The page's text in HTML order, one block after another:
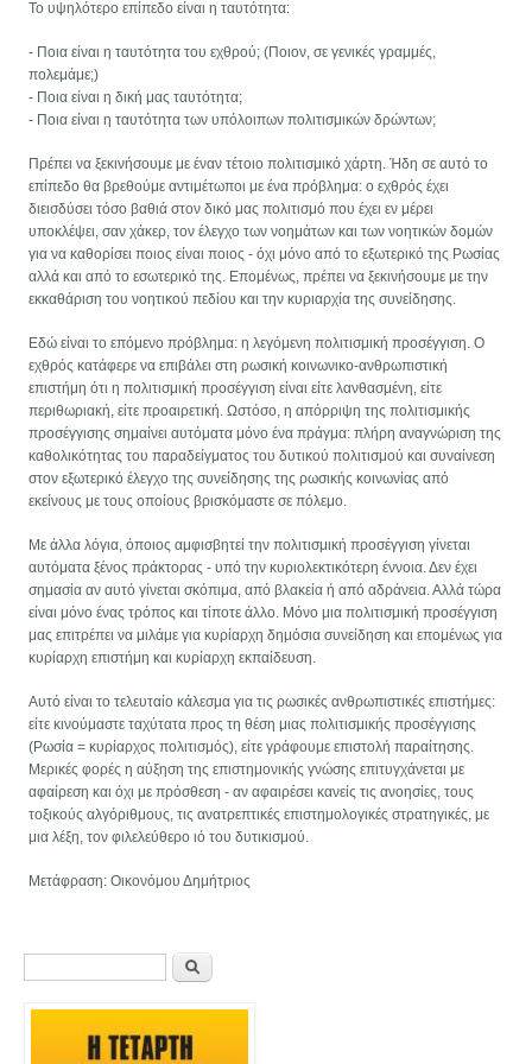
Το υψηλότερο επίπεδο είναι η ταυτότητα:
- Ποια είναι η ταυτότητα του εχθρού; (Ποιον, σε γενικές γραμμές,
πολεμάμε;)
- Ποια είναι η δική μας ταυτότητα;
- Ποια είναι η ταυτότητα των υπόλοιπων πολιτισμικών δρώντων;
Πρέπει να ξεκινήσουμε με έναν τέτοιο πολιτισμικό χάρτη. Ήδη σε αυτό το
επίπεδο θα βρεθούμε αντιμέτωποι με ένα πρόβλημα: ο εχθρός έχει
διεισδύσει τόσο βαθιά στον δικό μας πολιτισμό που έχει εν μέρει
υποκλέψει, σαν χάκερ, τον έλεγχο των νοημάτων και των νοητικών δομών
για να καθορίσει ποιος είναι ποιος - όχι μόνο από το εξωτερικό της Ρωσίας
αλλά και από το εσωτερικό της. Επομένως, πρέπει να ξεκινήσουμε με την
εκκαθάριση του νοητικού πεδίου και την κυριαρχία της συνείδησης.
Εδώ είναι το επόμενο πρόβλημα: η λεγόμενη πολιτισμική προσέγγιση. Ο
εχθρός κατάφερε να επιβάλει στη ρωσική κοινωνικο-ανθρωπιστική
επιστήμη ότι η πολιτισμική προσέγγιση είναι είτε λανθασμένη, είτε
περιθωριακή, είτε προαιρετική. Ωστόσο, η απόρριψη της πολιτισμικής
προσέγγισης σημαίνει αυτόματα μόνο ένα πράγμα: πλήρη αναγνώριση της
καθολικότητας του παραδείγματος του δυτικού πολιτισμού και συναίνεση
στον εξωτερικό έλεγχο της συνείδησης της ρωσικής κοινωνίας από
εκείνους με τους οποίους βρισκόμαστε σε πόλεμο.
Με άλλα λόγια, όποιος αμφισβητεί την πολιτισμική προσέγγιση γίνεται
αυτόματα ξένος πράκτορας - υπό την κυριολεκτικότερη έννοια. Δεν έχει
σημασία αν αυτό γίνεται σκόπιμα, από βλακεία ή από αδράνεια. Αλλά τώρα
είναι μόνο ένας τρόπος και τίποτε άλλο. Μόνο μια πολιτισμική προσέγγιση
μας επιτρέπει να μιλάμε για κυρίαρχη δημόσια συνείδηση και επομένως για
κυρίαρχη επιστήμη και κυρίαρχη εκπαίδευση.
Αυτό είναι το τελευταίο κάλεσμα για τις ρωσικές ανθρωπιστικές επιστήμες:
είτε κινούμαστε ταχύτατα προς τη θέση μιας πολιτισμικής προσέγγισης
(Ρωσία = κυρίαρχος πολιτισμός), είτε γράφουμε επιστολή παραίτησης.
Μερικές φορές η αύξηση της επιστημονικής γνώσης επιτυγχάνεται με
αφαίρεση και όχι με πρόσθεση - αν αφαιρέσει κανείς τις ανοησίες, τους
τοξικούς αλγόριθμους, τις ανατρεπτικές επιστημολογικές στρατηγικές, με
μια λέξη, τον φιλελεύθερο ιό του δυτικισμού.
Μετάφραση: Οικονόμου Δημήτριος
Φόρμα αναζήτησης
Αναζήτηση